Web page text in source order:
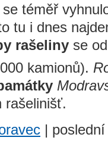
téměř
tu i dnes
rašeliny se
kamionů).
rašelinišť.
|